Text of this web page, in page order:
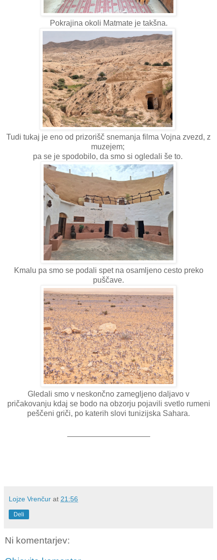
Pokrajina okoli Matmate je takšna.
Tudi tukaj je eno od prizorišč snemanja filma Vojna zvezd, z
muzejem;
pa se je spodobilo, da smo si ogledali še to.
Kmalu pa smo se podali spet na osamljeno cesto preko
puščave.
Gledali smo v neskončno zamegljeno daljavo v
pričakovanju kdaj se bodo na obzorju pojavili svetlo rumeni
peščeni griči, po katerih slovi tunizijska Sahara.
Lojze Vrenčur at 21:56
Deli
Ni komentarjev: